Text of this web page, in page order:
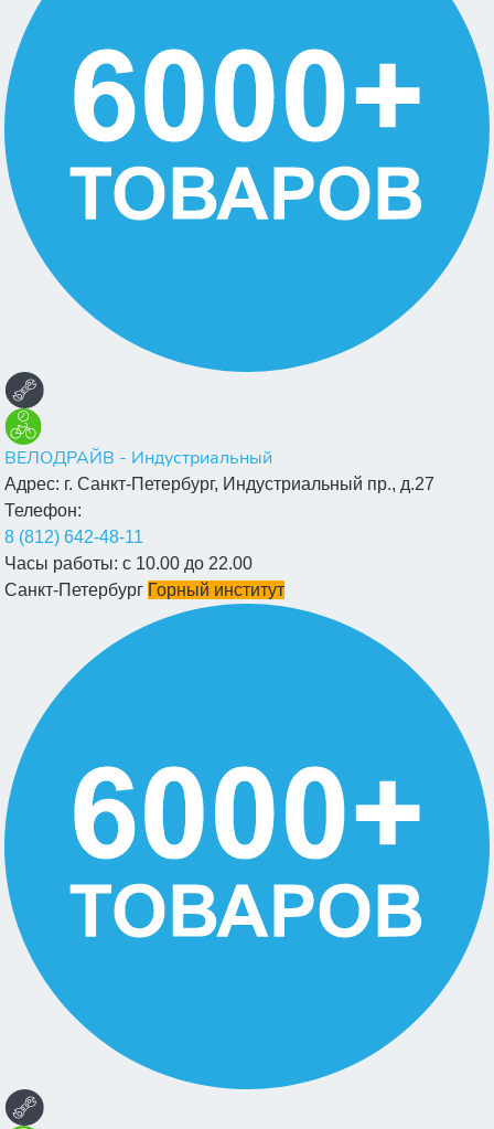
ВЕЛОДРАЙВ - Индустриальный
Адрес: г. Санкт-Петербург, Индустриальный пр., д.27
Телефон:
8 (812) 642-48-11
Часы работы: с 10.00 до 22.00
Санкт-Петербург Горный институт